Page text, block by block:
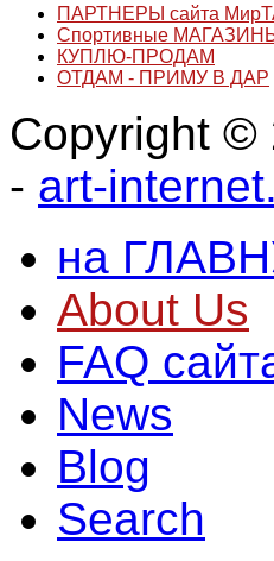
ПАРТНЕРЫ сайта
Спортивные
КУПЛЮ-ПРОДАМ
ОТДАМ - ПРИМУ В ДАР
Copyright ©
- art-
на
About Us
FAQ
News
Blog
Search